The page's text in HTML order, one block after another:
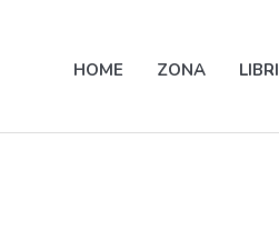
HOME ZONA LIBRI